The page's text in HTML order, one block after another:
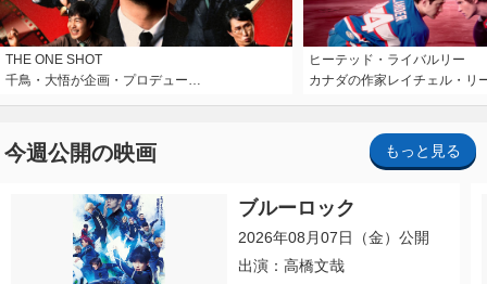
THE ONE SHOT
千鳥・大悟が企画・プロデュー…
ヒーテッド・ライバルリー
カナダの作家レイチェル・リ
今週公開の映画 もっと見る
ブルーロック
2026年08月07日（金）公開
出演：高橋文哉